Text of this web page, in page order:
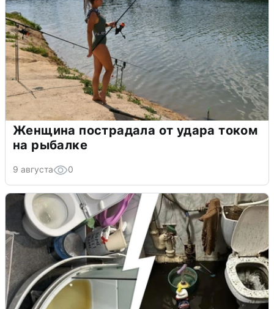
Женщина пострадала от удара током
на рыбалке
9 августа 0